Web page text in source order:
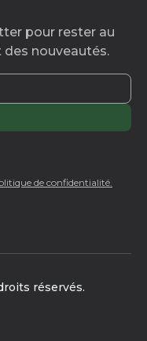
pour rester au
nouveautés.
de confidentialité.
réservés.